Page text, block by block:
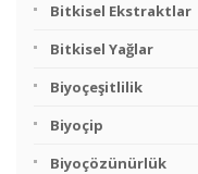
Bitkisel Ekstraktlar
Bitkisel Yağlar
Biyoçeşitlilik
Biyoçip
Biyoçözünürlük